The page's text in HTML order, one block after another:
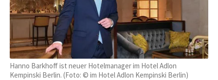
Hanno Barkhoff ist neuer Hotelmanager im Hotel Adlon
Kempinski Berlin. (Foto: © im Hotel Adlon Kempinski Berlin)